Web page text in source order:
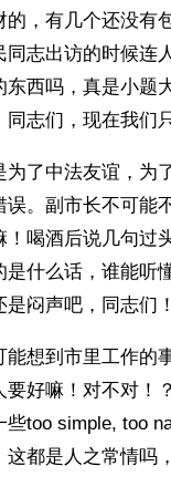
，有几个还没有
同志出访的时候连
西吗，真是小题
志们，现在我们
了中法友谊，为
。副市长不可能
喝酒后说几句过
是什么话，谁能听
闷声吧，同志们！
想到市里工作的
要好嘛！对不对！
too simple, too
都是人之常情吗